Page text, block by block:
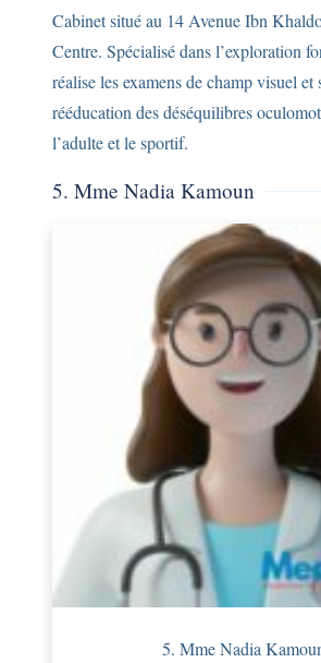
Cabinet situé au 14 Avenue Ibn
Centre. Spécialisé dans l’exploration
réalise les examens de champ visuel et
rééducation des déséquilibres
l’adulte et le sportif.
5. Mme Nadia Kamoun
5. Mme Nadia